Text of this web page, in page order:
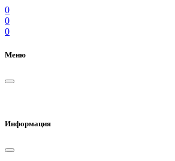
0
0
0
Меню
Информация